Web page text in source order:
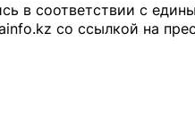
в соответствии с
со ссылкой на